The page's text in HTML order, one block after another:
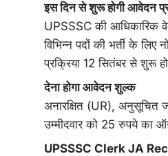
इस दिन से शुरू होगी आवेदन
UPSSSC की आधिकारिक
विभिन्न पदों की भर्ती के
प्रक्रिया 12 सितंबर से शुरू
देना होगा आवेदन शुल्क
अनारक्षित (UR), अनुसूचित
उम्मीदवार को 25 रुपये का
UPSSSC Clerk JA